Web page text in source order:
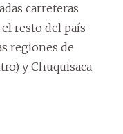
carreteras
resto del país
regiones de
y Chuquisaca